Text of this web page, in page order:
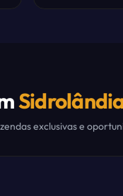
exclusivas e